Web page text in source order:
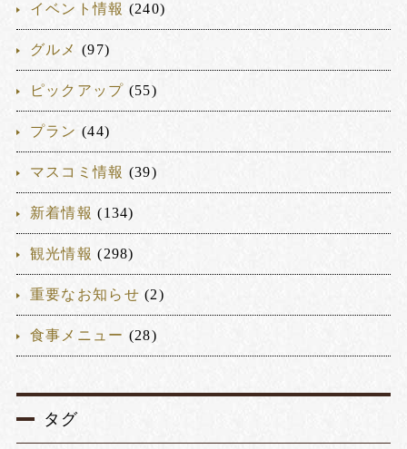
イベント情報 (240)
グルメ (97)
ピックアップ (55)
プラン (44)
マスコミ情報 (39)
新着情報 (134)
観光情報 (298)
重要なお知らせ (2)
食事メニュー (28)
タグ